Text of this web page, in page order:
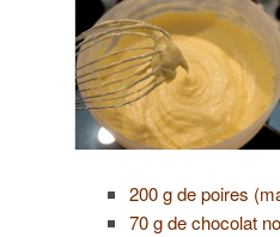
200 g de poires
70 g de chocolat